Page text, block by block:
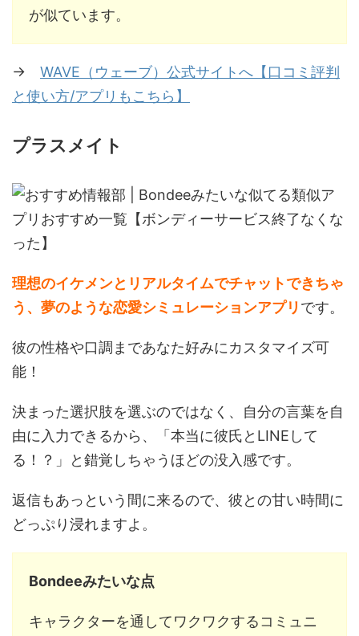
が似ています。
→ WAVE（ウェーブ）公式サイトへ【口コミ評判
と使い方/アプリもこちら】
プラスメイト
理想のイケメンとリアルタイムでチャットできちゃ
う、夢のような恋愛シミュレーションアプリ です。
彼の性格や口調まであなた好みにカスタマイズ可
能！
決まった選択肢を選ぶのではなく、自分の言葉を自
由に入力できるから、「本当に彼氏とLINEして
る！？」と錯覚しちゃうほどの没入感です。
返信もあっという間に来るので、彼との甘い時間に
どっぷり浸れますよ。
Bondeeみたいな点
キャラクターを通してワクワクするコミュニ